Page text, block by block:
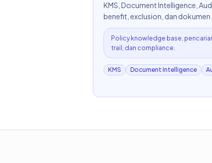
KMS, Document Intelligence,
benefit, exclusion, dan dokumen
Policy knowledge base,
trail, dan compliance.
KMS Document Intelligence